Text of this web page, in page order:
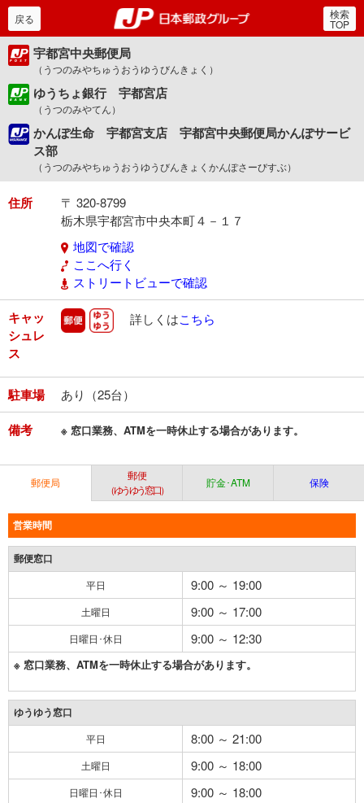
郵便局・日本郵政グルー
戻る 検索
TOP
宇都宮中央郵便局
（うつのみやちゅうおうゆうびんきょく）
ゆうちょ銀行 宇都宮店
（うつのみやてん）
かんぽ生命 宇都宮支店 宇都宮中央郵便局かんぽサービ
ス部
（うつのみやちゅうおうゆうびんきょくかんぽさーびすぶ）
住所
〒 320-8799
栃木県宇都宮市中央本町４－１７
地図で確認
ここへ行く
ストリートビューで確認
キャッ
シュレ
ス
郵便 ゆうゆう
詳しくはこちら
駐車場 あり（25台）
備考 ※ 窓口業務、ATMを一時休止する場合があります。
郵便局
郵便
（ゆうゆう窓口）
貯金･ATM 保険
営業時間
郵便窓口
平日 9:00 ～ 19:00
土曜日 9:00 ～ 17:00
日曜日･休日 9:00 ～ 12:30
※ 窓口業務、ATMを一時休止する場合があります。
ゆうゆう窓口
平日 8:00 ～ 21:00
土曜日 9:00 ～ 18:00
日曜日･休日 9:00 ～ 18:00